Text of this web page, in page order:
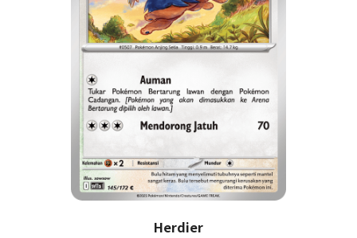
Herdier